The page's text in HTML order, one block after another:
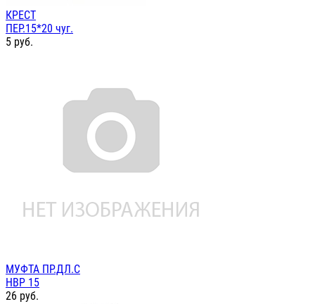
КРЕСТ
ПЕР.15*20 чуг.
5 руб.
МУФТА ПР.ДЛ.С
НВР 15
26 руб.